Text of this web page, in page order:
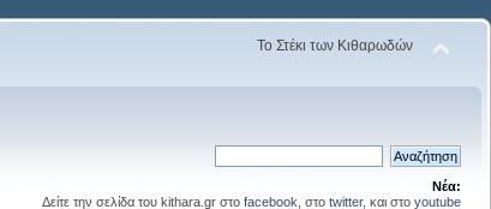
Το Στέκι των Κιθαρωδών
Νέα:
Δείτε την σελίδα του kithara.gr στο facebook , στο twitter, και στο youtube